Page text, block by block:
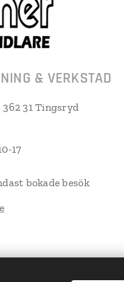
& VERKSTAD
31 Tingsryd
17
bokade besök